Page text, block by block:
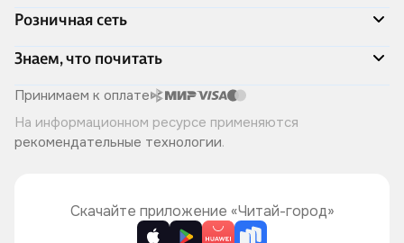
Акции
Доставка и оплата
Программа лояльности
Подарочные сертификаты
Правила продажи
Политика конфиденциальности
Розничная сеть
Адреса магазинов
Книжный Дозор
О компании
Читай-город для бизнеса
Хотите у нас работать?
Знаем, что почитать
Скоро в продаже
Лучшие из лучших
Читай-журнал
Принимаем к оплате
На информационном ресурсе применяются
рекомендательные технологии.
Скачайте приложение «Читай-город»